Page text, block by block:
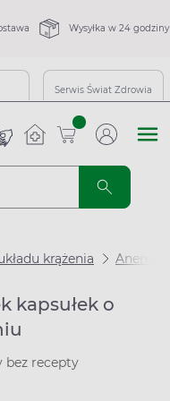
Wysyłka w 24 godziny
Serwis Świat Zdrowia
sztuk
krążenia Anemia
kapsułek o
bez recepty